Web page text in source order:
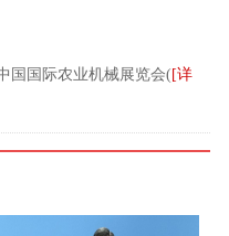
国国际农业机械展览会( [详